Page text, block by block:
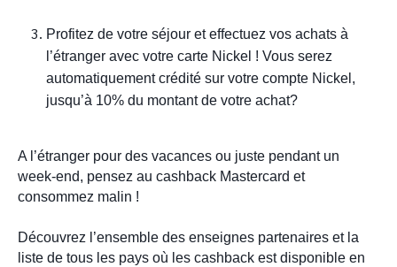
Profitez de votre séjour et effectuez vos achats à
l’étranger avec votre carte Nickel ! Vous serez
automatiquement crédité sur votre compte Nickel,
jusqu’à 10% du montant de votre achat?
A l’étranger pour des vacances ou juste pendant un
week-end, pensez au cashback Mastercard et
consommez malin !
Découvrez l’ensemble des enseignes partenaires et la
liste de tous les pays où les cashback est disponible en